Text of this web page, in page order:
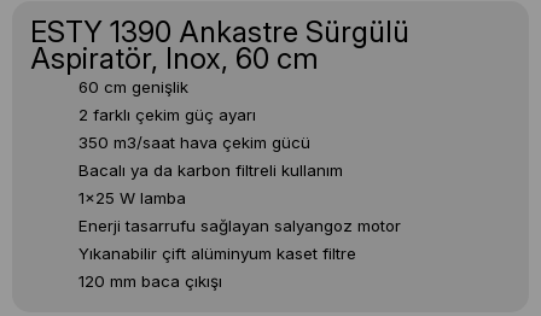
ESTY 1390 Ankastre Sürgülü
Aspiratör, Inox, 60 cm
60 cm genişlik
2 farklı çekim güç ayarı
350 m3/saat hava çekim gücü
Bacalı ya da karbon filtreli kullanım
1x25 W lamba
Enerji tasarrufu sağlayan salyangoz motor
Yıkanabilir çift alüminyum kaset filtre
120 mm baca çıkışı